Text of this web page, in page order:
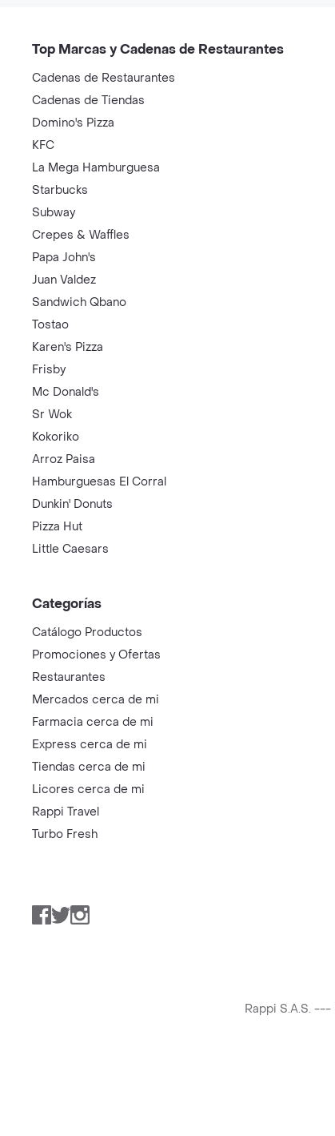
Top Marcas y Cadenas de Restaurantes
Cadenas de Restaurantes
Cadenas de Tiendas
Domino's Pizza
KFC
La Mega Hamburguesa
Starbucks
Subway
Crepes & Waffles
Papa John's
Juan Valdez
Sandwich Qbano
Tostao
Karen's Pizza
Frisby
Mc Donald's
Sr Wok
Kokoriko
Arroz Paisa
Hamburguesas El Corral
Dunkin' Donuts
Pizza Hut
Little Caesars
Categorías
Catálogo Productos
Promociones y Ofertas
Restaurantes
Mercados cerca de mi
Farmacia cerca de mi
Express cerca de mi
Tiendas cerca de mi
Licores cerca de mi
Rappi Travel
Turbo Fresh
Facebook
TwitterInstagram
Rappi S.A.S.